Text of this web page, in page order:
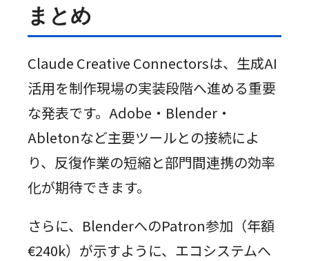
まとめ
Claude Creative Connectorsは、生成AI
活用を制作現場の実装段階へ進める重要
な発表です。Adobe・Blender・
Abletonなど主要ツールとの接続によ
り、反復作業の短縮と部門間連携の効率
化が期待できます。
さらに、BlenderへのPatron参加（年額
€240k）が示すように、エコシステムへ